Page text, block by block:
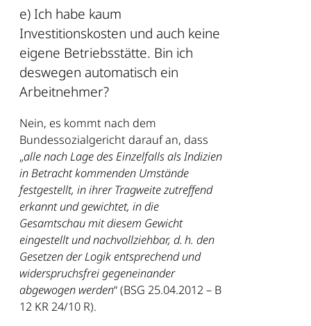
e) Ich habe kaum
Investitionskosten und auch keine
eigene Betriebsstätte. Bin ich
deswegen automatisch ein
Arbeitnehmer?
Nein, es kommt nach dem
Bundessozialgericht darauf an, dass
„alle nach Lage des Einzelfalls als Indizien
in Betracht kommenden Umstände
festgestellt, in ihrer Tragweite zutreffend
erkannt und gewichtet, in die
Gesamtschau mit diesem Gewicht
eingestellt und nachvollziehbar, d. h. den
Gesetzen der Logik entsprechend und
widerspruchsfrei gegeneinander
abgewogen werden“ (BSG 25.04.2012 – B
12 KR 24/10 R).